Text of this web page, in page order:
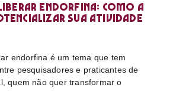
liberar endorfina: como a
sua atividade
endorfina é um tema que tem
pesquisadores e praticantes de
quem não quer transformar o